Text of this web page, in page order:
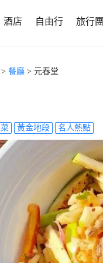
酒店 自由行 旅行團
> 餐廳 > 元春堂
黃金地段 名人熱點